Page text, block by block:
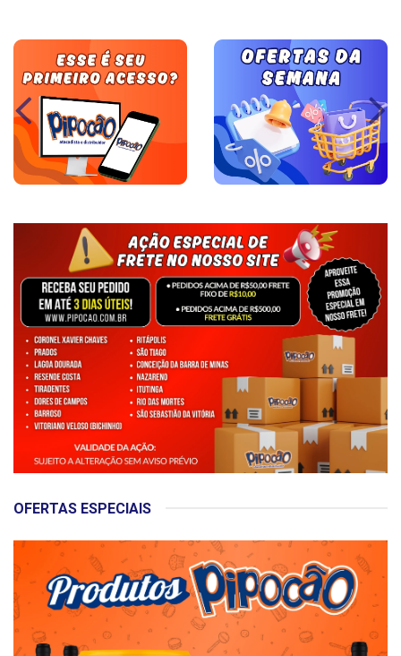
OFERTAS ESPECIAIS